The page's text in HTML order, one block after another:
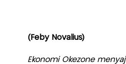
(Feby Novalius)
Ekonomi Okezone